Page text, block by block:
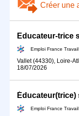
Créer une
Educateur-trice
Emploi France Travail
Vallet (44330), Loire-
18/07/2026
Emploi France Travail